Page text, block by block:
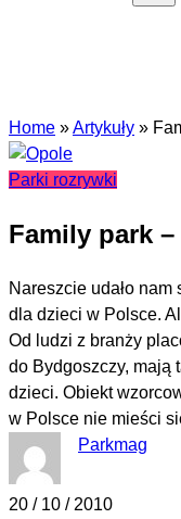
Home »Artykuły »
Parki rozrywki
Family park –
Nareszcie udało
dla dzieci w Polsce.
Od ludzi z branży
do Bydgoszczy, mają
dzieci. Obiekt
w Polsce nie mieści
Parkmag
20 / 10 / 2010